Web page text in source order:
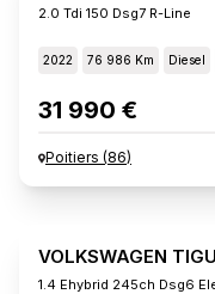
2.0 Tdi 150 Dsg7 R-Line
2022 76 986 Km Diesel
31 990 €
Poitiers (86)
VOLKSWAGEN
1.4 Ehybrid 245ch Dsg6